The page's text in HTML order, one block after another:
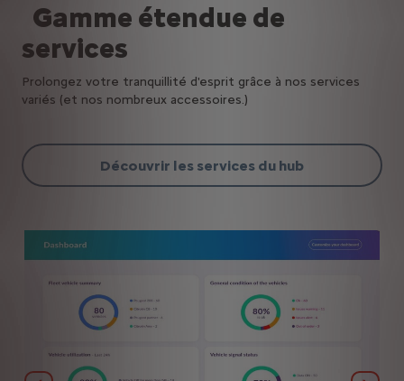
Gamme étendue de
services
Prolongez votre tranquillité d'esprit grâce à nos services
variés (et nos nombreux accessoires.)
Découvrir les services du hub